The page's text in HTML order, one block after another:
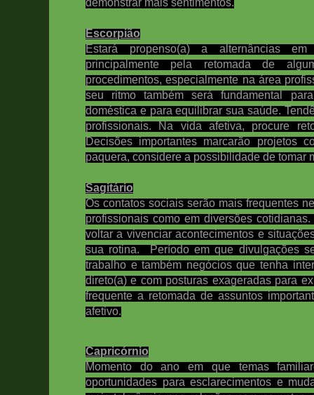
Escorpião
Estará propenso(a) a alternâncias
principalmente pela retomada de
procedimentos, especialmente na área
seu ritmo também será fundamental
doméstica e para equilibrar sua saúde.
profissionais. Na vida afetiva, procure
Decisões importantes marcarão projetos
paquera, considere a possibilidade de tomar
Sagitário
Os contatos sociais serão mais frequentes
profissionais como em diversões cotidianas.
voltar a vivenciar acontecimentos e
sua rotina.Período em que divulgações
trabalho e também negócios que tenha
direto(a) e com posturas exageradas para
frequente a retomada de assuntos
afetivo.
Capricórnio
Momento do ano em que temas
oportunidades para esclarecimentos e